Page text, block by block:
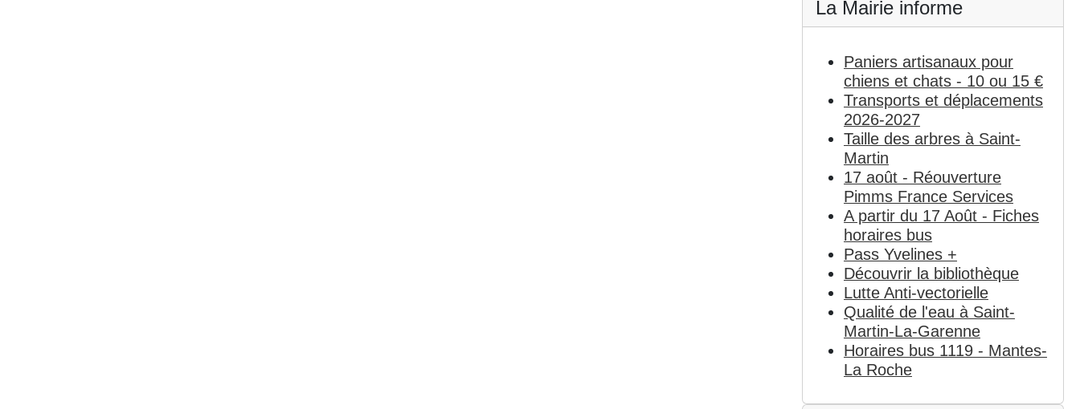
La Mairie informe
Paniers artisanaux pour
chiens et chats - 10 ou 15 €
Transports et déplacements
2026-2027
Taille des arbres à Saint-
Martin
17 août - Réouverture
Pimms France Services
A partir du 17 Août - Fiches
horaires bus
Pass Yvelines +
Découvrir la bibliothèque
Lutte Anti-vectorielle
Qualité de l'eau à Saint-
Martin-La-Garenne
Horaires bus 1119 - Mantes-
La Roche